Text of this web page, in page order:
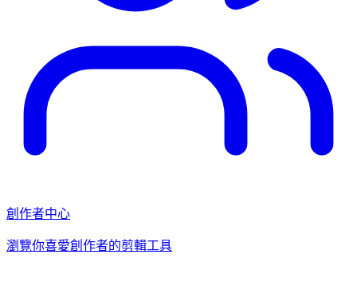
創作者中心
瀏覽你喜愛創作者的剪輯工具